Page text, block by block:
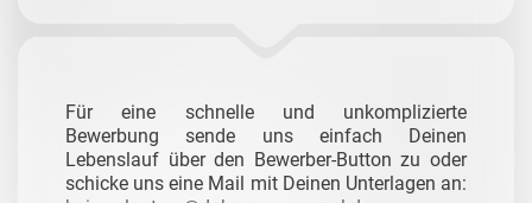
Für eine schnelle und unkomplizierte
Bewerbung sende uns einfach Deinen
Lebenslauf über den Bewerber-Button zu oder
schicke uns eine Mail mit Deinen Unterlagen an: